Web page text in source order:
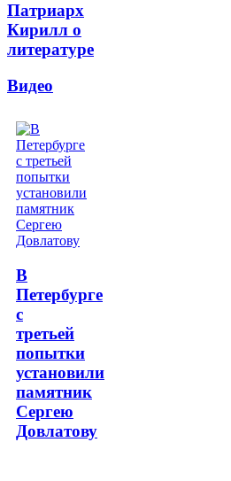
Патриарх
Кирилл о
литературе
Видео
В
Петербурге
с
третьей
попытки
установили
памятник
Сергею
Довлатову